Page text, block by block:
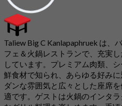
Taliew Big C Kanlapaphruek は、
フェ＆火鍋レストランで、充実
しています。プレミアム肉類、
鮮食材で知られ、あらゆる好み
ダンな雰囲気と広々とした座席
適です。ゲストは火鍋のインタ